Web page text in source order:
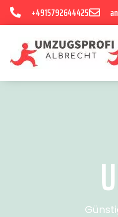
+4915792644425